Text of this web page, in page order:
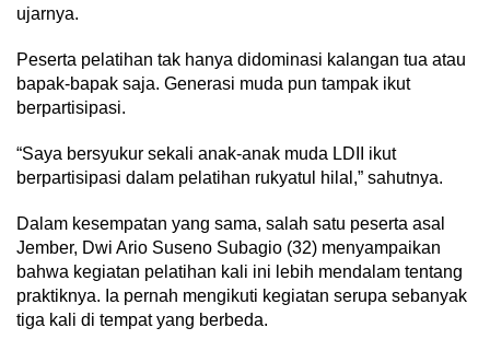
ujarnya.
Peserta pelatihan tak hanya didominasi kalangan tua atau
bapak-bapak saja. Generasi muda pun tampak ikut
berpartisipasi.
“Saya bersyukur sekali anak-anak muda LDII ikut
berpartisipasi dalam pelatihan rukyatul hilal,” sahutnya.
Dalam kesempatan yang sama, salah satu peserta asal
Jember, Dwi Ario Suseno Subagio (32) menyampaikan
bahwa kegiatan pelatihan kali ini lebih mendalam tentang
praktiknya. Ia pernah mengikuti kegiatan serupa sebanyak
tiga kali di tempat yang berbeda.